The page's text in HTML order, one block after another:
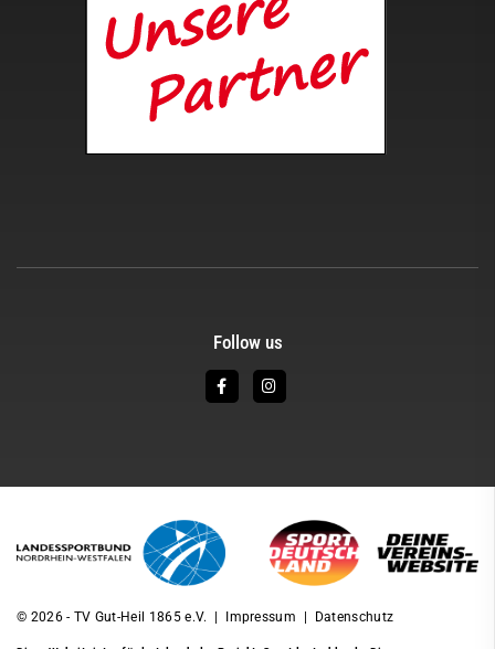
Follow us
© 2026 - TV Gut-Heil 1865 e.V. | Impressum | Datenschutz